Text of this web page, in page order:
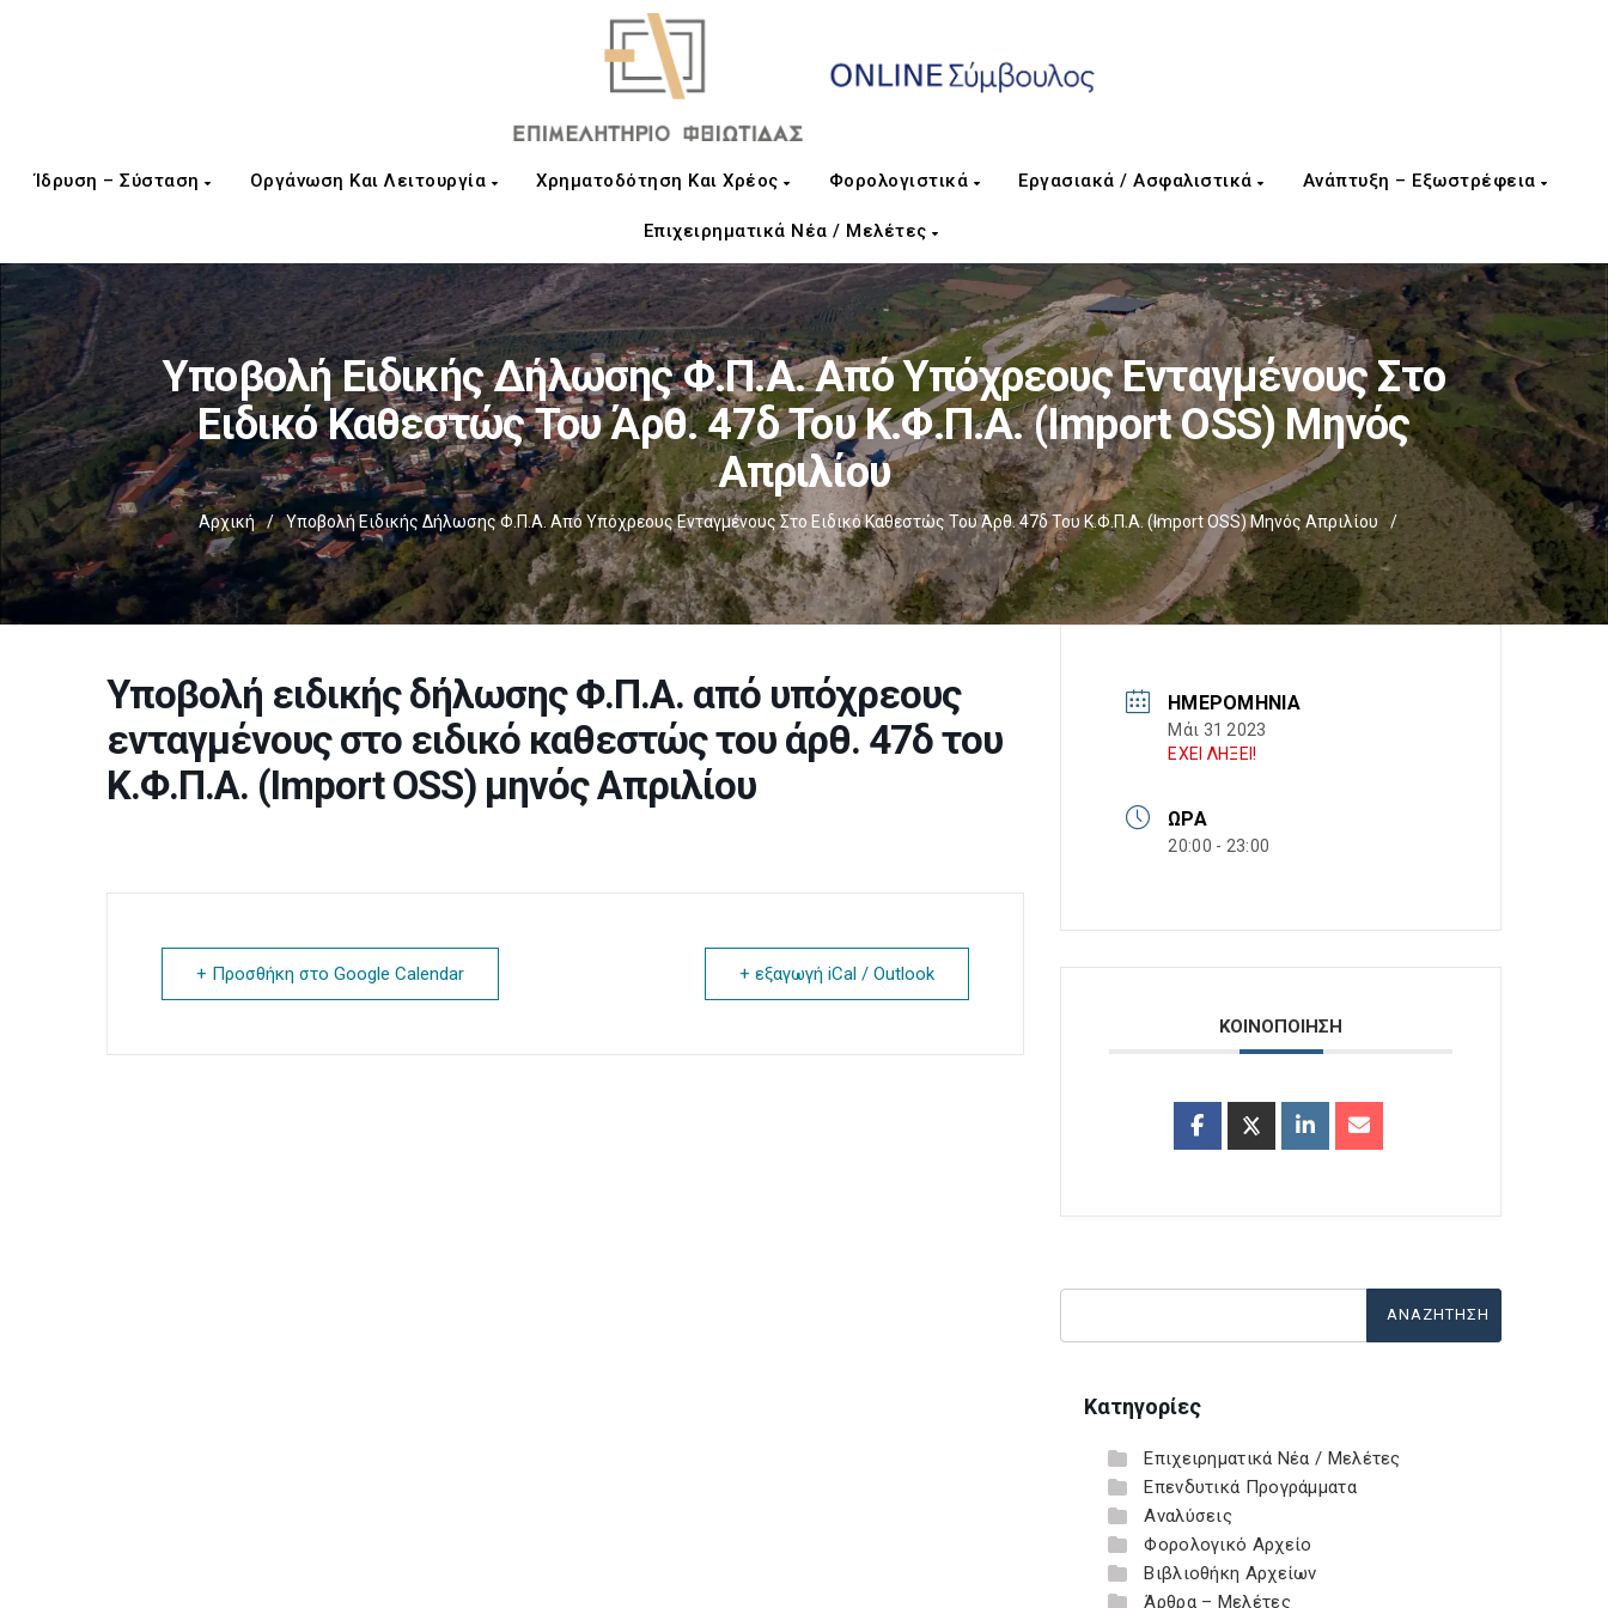
Ίδρυση – Σύσταση Οργάνωση Και Λειτουργία Χρηματοδότηση Και Χρέος Φορολογιστικά Εργασιακά / Ασφαλιστικά Ανάπτυξη – Εξωστρέφεια
Επιχειρηματικά Νέα / Μελέτες
Υποβολή Ειδικής Δήλωσης Φ.Π.Α. Από Υπόχρεους Ενταγμένους Στο
Ειδικό Καθεστώς Του Άρθ. 47δ Του Κ.Φ.Π.Α. (Import OSS) Μηνός
Απριλίου
Αρχική / Υποβολή Ειδικής Δήλωσης Φ.Π.Α. Από Υπόχρεους Ενταγμένους Στο Ειδικό Καθεστώς Του Άρθ. 47δ Του Κ.Φ.Π.Α. (Import OSS) Μηνός Απριλίου /
Υποβολή ειδικής δήλωσης Φ.Π.Α. από υπόχρεους
ενταγμένους στο ειδικό καθεστώς του άρθ. 47δ του
Κ.Φ.Π.Α. (Import OSS) μηνός Απριλίου
+ Προσθήκη στο Google Calendar + εξαγωγή iCal / Outlook
ΗΜΕΡΟΜΗΝΊΑ
Μάι 31 2023
ΕΧΕΙ ΛΗΞΕΙ!
ΏΡΑ
20:00 - 23:00
ΚΟΙΝΟΠΟΙΗΣΗ
Κατηγορίες
Επιχειρηματικά Νέα / Μελέτες
Επενδυτικά Προγράμματα
Αναλύσεις
Φορολογικό Αρχείο
Βιβλιοθήκη Αρχείων
Άρθρα – Μελέτες